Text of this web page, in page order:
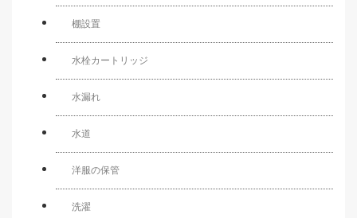
棚設置
水栓カートリッジ
水漏れ
水道
洋服の保管
洗濯